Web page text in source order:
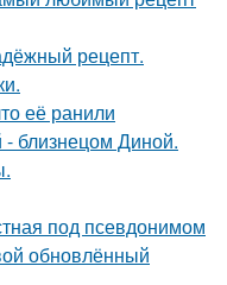
рецепт.
её ранили
- близнецом Диной.
под псевдонимом
обновлённый